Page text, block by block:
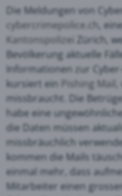
Die Meldungen von
cybercrimepolice.ch ,
Kantonspolizei
Zürich,
Bevölkerung aktuelle
Informationen zur
kursiert ein Pishing
missbraucht. Die
habe eine
die Daten müssen
missbräuchlich
kommen die Mails
einmal mehr, dass
Mitarbeiter einen